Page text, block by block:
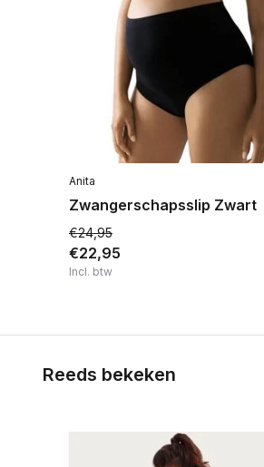
Anita
Zwangerschapsslip Zwart
€24,95
€22,95
Incl. btw
Reeds bekeken